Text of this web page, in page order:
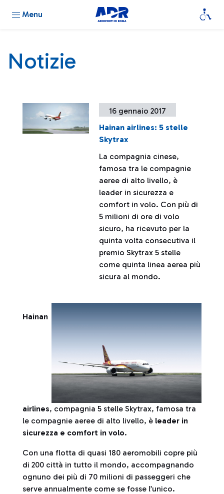
Menu
Notizie
16 gennaio 2017
Hainan airlines: 5 stelle
Skytrax
La compagnia cinese,
famosa tra le compagnie
aeree di alto livello, è
leader in sicurezza e
comfort in volo. Con più di
5 milioni di ore di volo
sicuro, ha ricevuto per la
quinta volta consecutiva il
premio Skytrax 5 stelle
come quinta linea aerea più
sicura al mondo.
Hainan
airlines, compagnia 5 stelle Skytrax, famosa tra
le compagnie aeree di alto livello, è leader in
sicurezza e comfort in volo.
Con una flotta di quasi 180 aeromobili copre più
di 200 città in tutto il mondo, accompagnando
ognuno dei più di 70 milioni di passeggeri che
serve annualmente come se fosse l’unico.